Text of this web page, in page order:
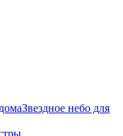
Звездное небо для